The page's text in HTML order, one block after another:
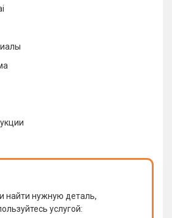
найти нужную деталь,
услугой: